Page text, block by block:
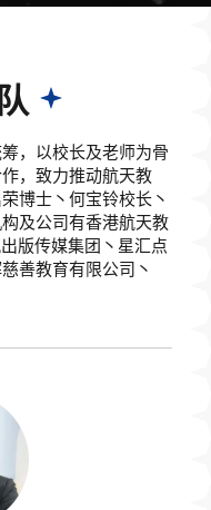
，以校长及老师为骨
，致力推动航天教
博士丶何宝铃校长丶
及公司有香港航天教
版传媒集团丶星汇点
善教育有限公司丶